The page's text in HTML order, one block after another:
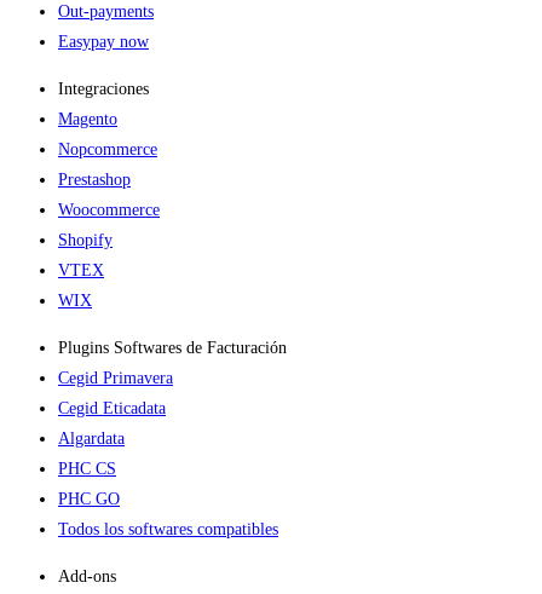
Out-payments
Easypay now
Integraciones
Magento
Nopcommerce
Prestashop
Woocommerce
Shopify
VTEX
WIX
Plugins Softwares de Facturación
Cegid Primavera
Cegid Eticadata
Algardata
PHC CS
PHC GO
Todos los softwares compatibles
Add-ons​